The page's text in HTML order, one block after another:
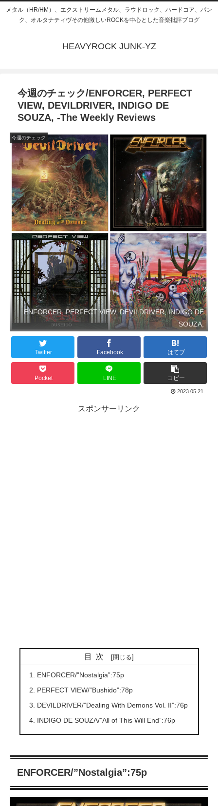
メタル（HR/HM）、エクストリームメタル、ラウドロック、ハードコア、パン
ク、オルタナティヴその他激しいROCKを中心とした音楽批評ブログ
HEAVYROCK JUNK-YZ
今週のチェック/ENFORCER, PERFECT
VIEW, DEVILDRIVER, INDIGO DE
SOUZA, -The Weekly Reviews
今週のチェック
ENFORCER, PERFECT VIEW, DEVILDRIVER, INDIGO DE
SOUZA,
Twitter Facebook はてブ
Pocket LINE コピー
2023.05.21
スポンサーリンク
目次
ENFORCER/”Nostalgia”:75p
PERFECT VIEW/”Bushido”:78p
DEVILDRIVER/”Dealing With Demons Vol. II”:76p
INDIGO DE SOUZA/”All of This Will End”:76p
ENFORCER/”Nostalgia”:75p